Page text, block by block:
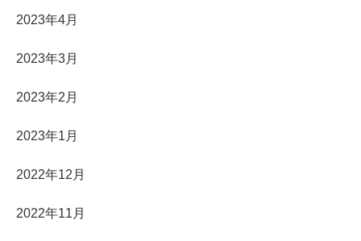
2023年4月
2023年3月
2023年2月
2023年1月
2022年12月
2022年11月